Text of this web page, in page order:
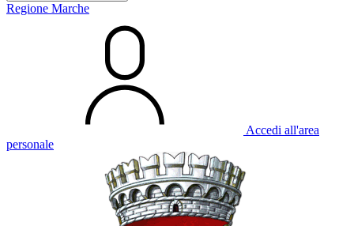
Regione Marche
Accedi all'area
personale